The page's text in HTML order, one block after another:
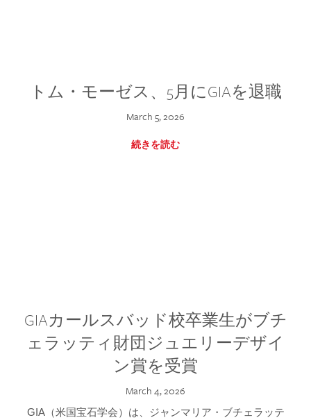
トム・モーゼス、5月にGIAを退職
March 5, 2026
続きを読む
GIAカールスバッド校卒業生がブチ
ェラッティ財団ジュエリーデザイ
ン賞を受賞
March 4, 2026
GIA（米国宝石学会）は、ジャンマリア・ブチェラッテ